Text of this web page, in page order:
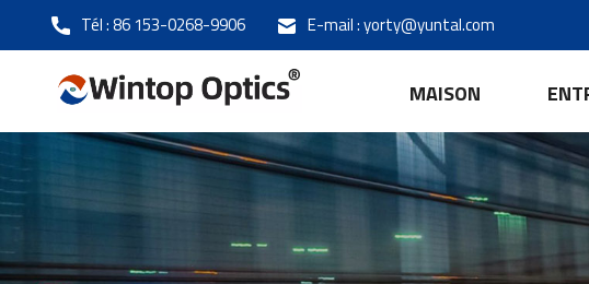
Tél :86 153-0268-9906 E-mail :yorty@yuntal.com
MAISON